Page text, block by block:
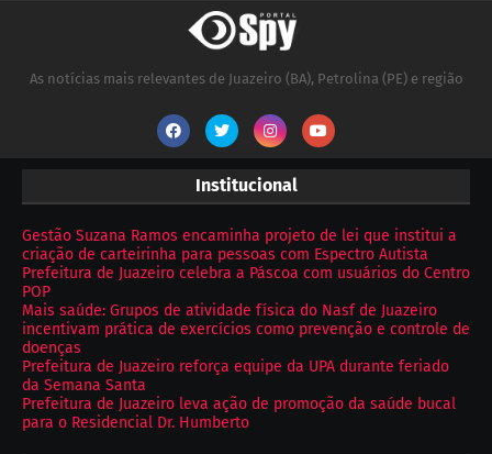
As notícias mais relevantes de Juazeiro (BA), Petrolina (PE) e região
Institucional
Gestão Suzana Ramos encaminha projeto de lei que institui a
criação de carteirinha para pessoas com Espectro Autista
Prefeitura de Juazeiro celebra a Páscoa com usuários do Centro
POP
Mais saúde: Grupos de atividade física do Nasf de Juazeiro
incentivam prática de exercícios como prevenção e controle de
doenças
Prefeitura de Juazeiro reforça equipe da UPA durante feriado
da Semana Santa
Prefeitura de Juazeiro leva ação de promoção da saúde bucal
para o Residencial Dr. Humberto